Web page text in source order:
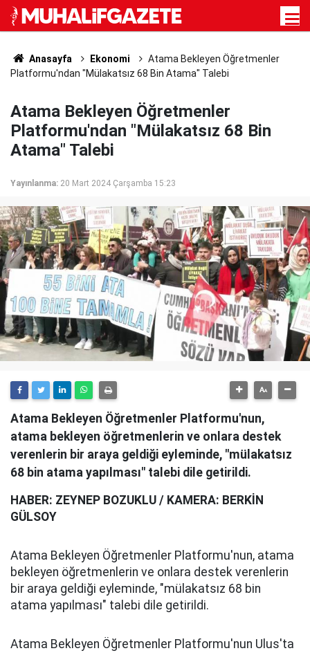
Anasayfa Ekonomi
Atama Bekleyen Öğretmenler
Platformu'ndan "Mülakatsız 68 Bin Atama" Talebi
Atama Bekleyen Öğretmenler
Platformu'ndan "Mülakatsız 68 Bin
Atama" Talebi
Yayınlanma: 20 Mart 2024 Çarşamba 15:23
Atama Bekleyen Öğretmenler Platformu'nun,
atama bekleyen öğretmenlerin ve onlara destek
verenlerin bir araya geldiği eyleminde, "mülakatsız
68 bin atama yapılması" talebi dile getirildi.
HABER: ZEYNEP BOZUKLU / KAMERA: BERKİN
GÜLSOY
Atama Bekleyen Öğretmenler Platformu'nun, atama
bekleyen öğretmenlerin ve onlara destek verenlerin
bir araya geldiği eyleminde, "mülakatsız 68 bin
atama yapılması" talebi dile getirildi.
Atama Bekleyen Öğretmenler Platformu'nun Ulus'ta